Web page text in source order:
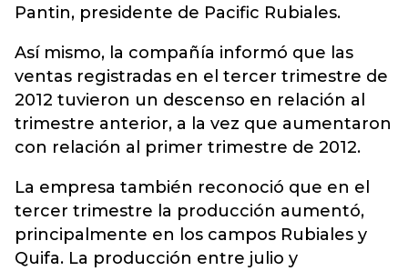
Pantin, presidente de Pacific Rubiales.
Así mismo, la compañía informó que las
ventas registradas en el tercer trimestre de
2012 tuvieron un descenso en relación al
trimestre anterior, a la vez que aumentaron
con relación al primer trimestre de 2012.
La empresa también reconoció que en el
tercer trimestre la producción aumentó,
principalmente en los campos Rubiales y
Quifa. La producción entre julio y